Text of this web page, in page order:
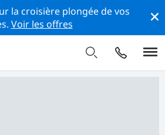
la croisière plongée de vos
Voir les offres